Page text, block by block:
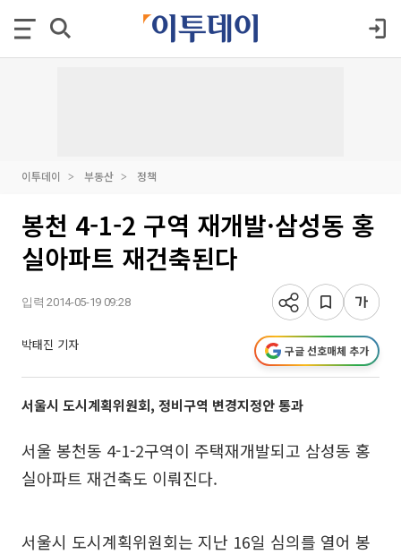
이투데이 부동산 정책
봉천 4-1-2 구역 재개발·삼성동 홍
실아파트 재건축된다
입력 2014-05-19 09:28
박태진 기자 구글 선호매체 추가
서울시 도시계획위원회, 정비구역 변경지정안 통과
서울 봉천동 4-1-2구역이 주택재개발되고 삼성동 홍
실아파트 재건축도 이뤄진다.
서울시 도시계획위원회는 지난 16일 심의를 열어 봉